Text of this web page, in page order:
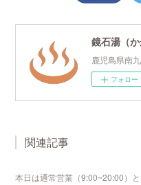
鹿児島県南
フォロー
関連記事
本日は通常営業（9:00~20:00）